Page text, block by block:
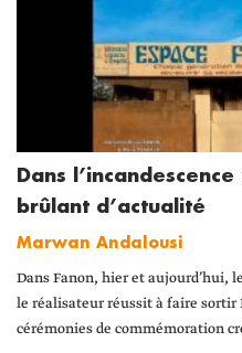
Dans
brûlant d’actualité
Marwan Andalousi
Dans Fanon, hier et aujourd’hui,
le réalisateur réussit à faire sortir
cérémonies de commémoration